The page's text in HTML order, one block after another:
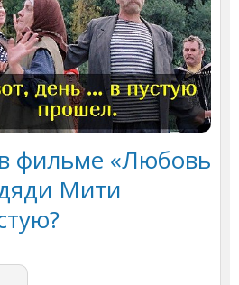
фильме «Любовь
Мити